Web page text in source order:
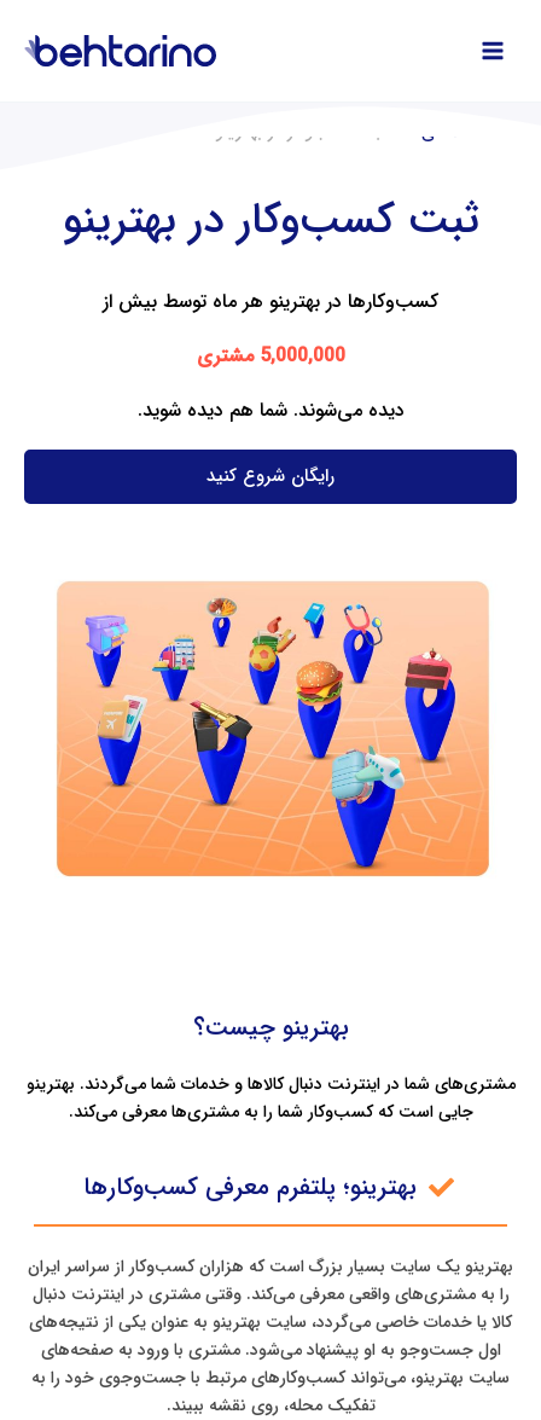
محتوا
صفحه اصلی ثبت کسب‌وکار در بهترینو
ثبت کسب‌وکار در بهترینو
کسب‌وکارها در بهترینو هر ماه توسط بیش از
5,000,000 مشتری
دیده می‌شوند. شما هم دیده شوید.
رایگان شروع کنید
بهترینو چیست؟
مشتری‌های شما در اینترنت دنبال کالاها و خدمات شما می‌گردند. بهترینو
جایی است که کسب‌وکار شما را به مشتری‌ها معرفی می‌کند.
بهترینو؛ پلتفرم معرفی کسب‌وکارها
بهترینو یک سایت بسیار بزرگ است که هزاران کسب‌وکار از سراسر ایران
را به مشتری‌های واقعی معرفی می‌کند. وقتی مشتری در اینترنت دنبال
کالا یا خدمات خاصی می‌گردد، سایت بهترینو به عنوان یکی از نتیجه‌های
اول جست‌وجو به او پیشنهاد می‌شود. مشتری با ورود به صفحه‌های
سایت بهترینو، می‌تواند کسب‌وکارهای مرتبط با جست‌وجوی خود را به
تفکیک محله، روی نقشه ببیند.